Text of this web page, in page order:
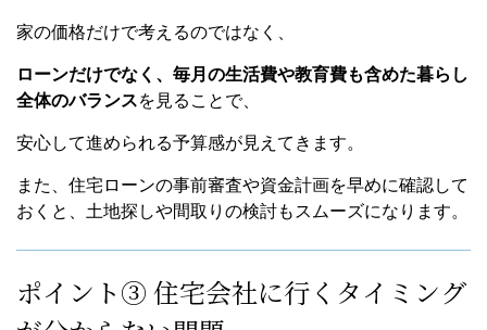
家の価格だけで考えるのではなく、
ローンだけでなく、毎月の生活費や教育費も含めた暮らし
全体のバランスを見ることで、
安心して進められる予算感が見えてきます。
また、住宅ローンの事前審査や資金計画を早めに確認して
おくと、土地探しや間取りの検討もスムーズになります。
ポイント③ 住宅会社に行くタイミング